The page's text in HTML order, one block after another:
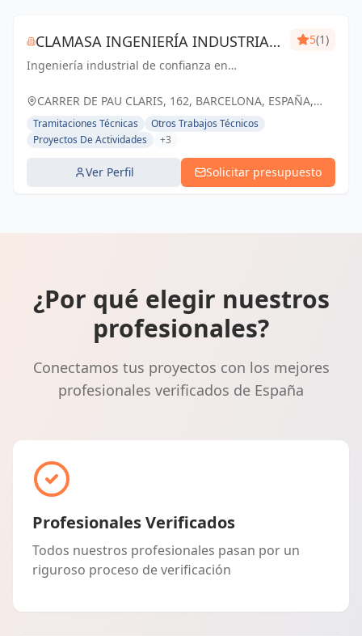
CLAMASA INGENIERÍA INDUSTRIAL
Y SERVICIOS, S.L.
Ingeniería industrial de confianza en
de tu negocio.
5(1)
CARRER DE PAU CLARIS, 162, BARCELONA, ESPAÑA,
España
Tramitaciones Técnicas
Otros Trabajos Técnicos
Proyectos De Actividades
+3
Ver Perfil Solicitar presupuesto
¿Por qué elegir nuestros
profesionales?
Conectamos tus proyectos con los mejores
profesionales verificados de España
Profesionales Verificados
Todos nuestros profesionales pasan por un
riguroso proceso de verificación